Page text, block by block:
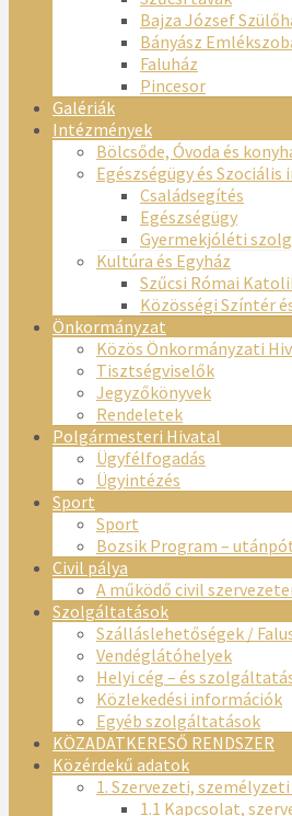
Bajza József
Bányász
Faluház
Pincesor
Galériák
Intézmények
Bölcsőde, Óvoda és
Egészségügy és
Családsegítés
Egészségügy
Gyermekjóléti
Kultúra és Egyház
Szűcsi Római
Közösségi Színtér
Önkormányzat
Közös Önkormányzati
Tisztségviselők
Jegyzőkönyvek
Rendeletek
Polgármesteri Hivatal
Ügyfélfogadás
Ügyintézés
Sport
Sport
Bozsik Program –
Civil pálya
A működő civil
Szolgáltatások
Szálláslehetőségek /
Vendéglátóhelyek
Helyi cég – és
Közlekedési információk
Egyéb szolgáltatások
KÖZADATKERESŐ RENDSZER
Közérdekű adatok
1. Szervezeti,
1.1 Kapcsolat,